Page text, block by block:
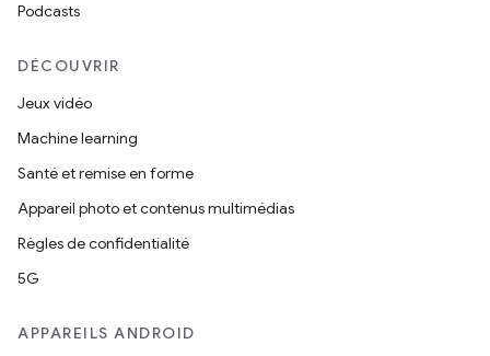
Podcasts
DÉCOUVRIR
Jeux vidéo
Machine learning
Santé et remise en forme
Appareil photo et contenus multimédias
Règles de confidentialité
5G
APPAREILS ANDROID